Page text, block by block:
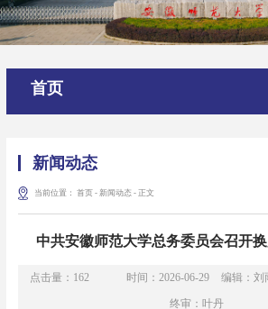
首页
新闻动态
当前位置： 首页 - 新闻动态 - 正文
中共安徽师范大学总务委员会召开
点击量： 162 时间：2026-06-29 编辑：刘
终审：叶丹